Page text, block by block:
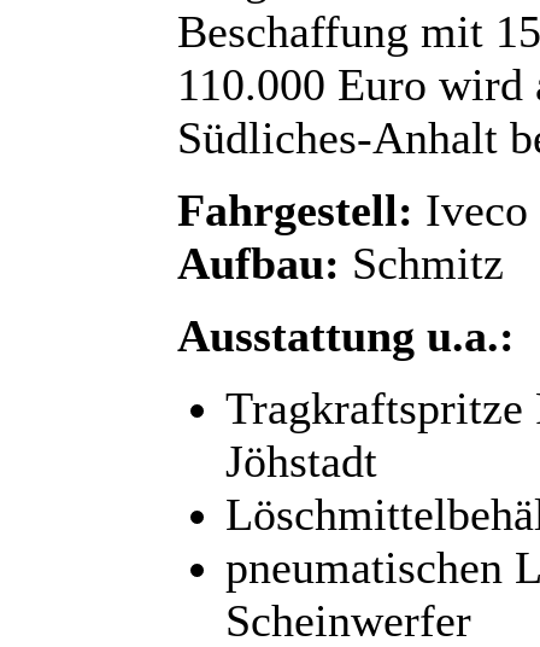
Beschaffung mit
110.000 Euro wird
Südliches-Anhalt
Fahrgestell:
Aufbau: Schmitz
Ausstattung u.a.:
Jöhstadt
pneumatischen
Scheinwerfer